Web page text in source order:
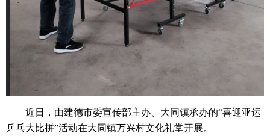
近日，由建德市委宣传部主办、大同镇承办的“喜迎亚运
乒乓大比拼”活动在大同镇万兴村文化礼堂开展。